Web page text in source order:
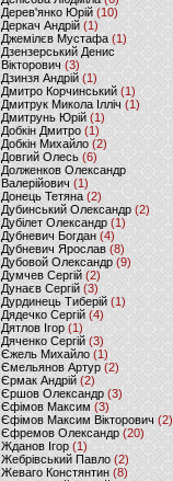
Дерев'янко Юрій(10)
Деркач Андрій(1)
Джемілєв Мустафа (1)
Дзензерський Денис
Вікторович (3)
Дзинзя Андрій (1)
Дмитро Корчинський (1)
Дмитрук Микола Ілліч (1)
Дмитрунь Юрій (1)
Добкін Дмитро(1)
Добкін Михайло (2)
Довгий Олесь (6)
Долженков Олександр
Валерійович (1)
Донець Тетяна (2)
Дубинський Олександр(2)
Дубілет Олександр (1)
Дубневич Богдан (4)
Дубневич Ярослав (8)
Дубовой Олександр(9)
Думчев Сергій (2)
Дунаєв Сергій(3)
Дурдинець Тиберій (1)
Дядечко Сергій (4)
Дятлов Ігор (1)
Дяченко Сергій (3)
Єжель Михайло (1)
Ємельянов Артур (2)
Єрмак Андрій (2)
Єршов Олександр (3)
Єфімов Максим (3)
Єфімов Максим Вікторович (2)
Єфремов Олександр (20)
Жданов Ігор (1)
Жебрівський Павло (2)
Жеваго Констянтин (8)